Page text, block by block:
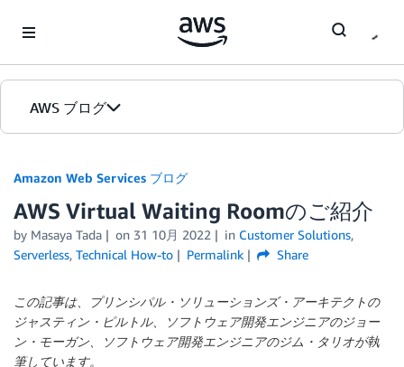
AWS ブログ
カテゴリ
エディション
Amazon Web Services ブログ
AWS Virtual Waiting Roomのご紹介
by Masaya Tada on 31 10月 2022 in Customer Solutions,
Serverless, Technical How-to Permalink Share
この記事は、プリンシパル・ソリューションズ・アーキテクトの
ジャスティン・ピルトル、ソフトウェア開発エンジニアのジョー
ン・モーガン、ソフトウェア開発エンジニアのジム・タリオが執
筆しています。